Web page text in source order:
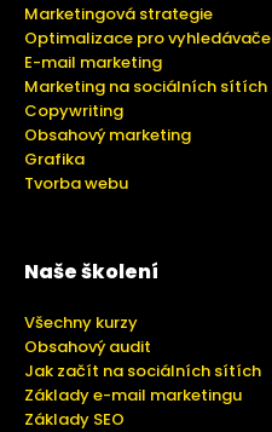
Marketingová strategie
Optimalizace pro vyhledávače
E-mail marketing
Marketing na sociálních sítích
Copywriting
Obsahový marketing
Grafika
Tvorba webu
Naše školení
Všechny kurzy
Obsahový audit
Jak začít na sociálních sítích
Základy e-mail marketingu
Základy SEO